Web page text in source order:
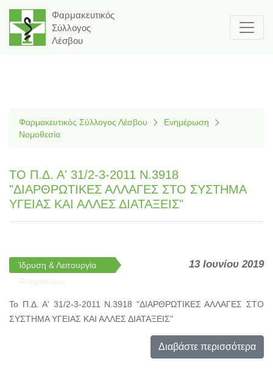
Φαρμακευτικός
Σύλλογος
Λέσβου
Φαρμακευτικός Σύλλογος Λέσβου
Ενημέρωση
Νομοθεσία
ΤΟ Π.Δ. Α' 31/2-3-2011 Ν.3918
"ΔΙΑΡΘΡΩΤΙΚΕΣ ΑΛΛΑΓΕΣ ΣΤΟ ΣΥΣΤΗΜΑ
ΥΓΕΙΑΣ ΚΑΙ ΑΛΛΕΣ ΔΙΑΤΑΞΕΙΣ"
Ίδρυση & Λειτουργία
13 Ιουνίου 2019
Το Π.Δ. Α' 31/2-3-2011 Ν.3918 "ΔΙΑΡΘΡΩΤΙΚΕΣ ΑΛΛΑΓΕΣ ΣΤΟ
ΣΥΣΤΗΜΑ ΥΓΕΙΑΣ ΚΑΙ ΑΛΛΕΣ ΔΙΑΤΑΞΕΙΣ"
Διαβάστε περισσότερα